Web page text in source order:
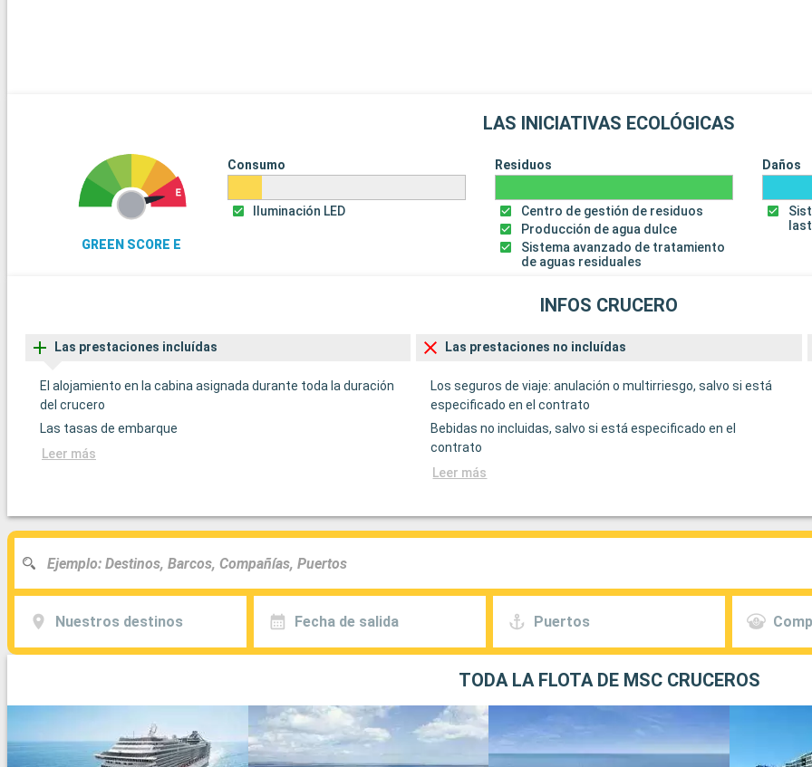
LAS INICIATIVAS ECOLÓGICAS
GREEN SCORE E
Consumo
Iluminación LED
Residuos
Centro de gestión de residuos
Producción de agua dulce
Sistema avanzado de tratamiento
de aguas residuales
Daños
INFOS CRUCERO
Las prestaciones incluídas
El alojamiento en la cabina asignada durante toda la duración
del crucero
Las tasas de embarque
Leer más
Las prestaciones no incluídas
Los seguros de viaje: anulación o multirriesgo, salvo si está
especificado en el contrato
Bebidas no incluidas, salvo si está especificado en el
contrato
Leer más
Nuestros destinos Fecha de salida Puertos
TODA LA FLOTA DE MSC CRUCEROS